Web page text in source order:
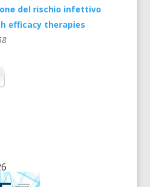
del rischio infettivo
efficacy therapies